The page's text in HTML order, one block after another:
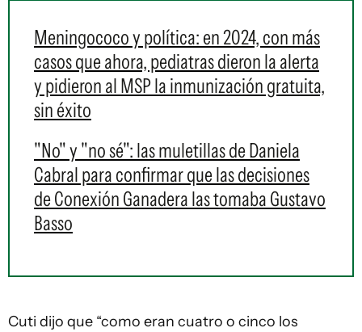
Meningococo y política: en 2024, con más
casos que ahora, pediatras dieron la alerta
y pidieron al MSP la inmunización gratuita,
sin éxito
"No" y "no sé": las muletillas de Daniela
Cabral para confirmar que las decisiones
de Conexión Ganadera las tomaba Gustavo
Basso
Cuti dijo que “como eran cuatro o cinco los